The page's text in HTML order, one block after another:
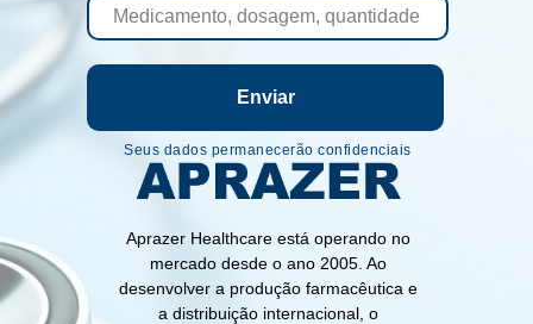
Enviar
Seus dados permanecerão confidenciais
Aprazer Healthcare está operando no
mercado desde o ano 2005. Ao
desenvolver a produção farmacêutica e
a distribuição internacional, o